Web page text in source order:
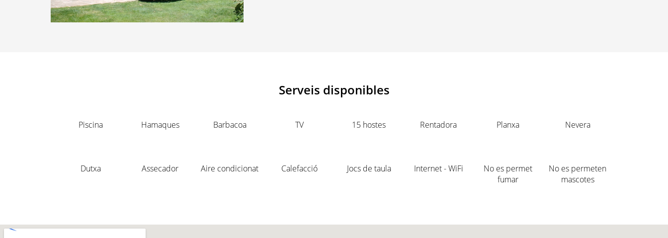
Serveis disponibles
Piscina Hamaques Barbacoa TV 15 hostes Rentadora Planxa Nevera
Dutxa Assecador Aire condicionat Calefacció Jocs de taula Internet - WiFi
No es permet
fumar
No es permeten
mascotes